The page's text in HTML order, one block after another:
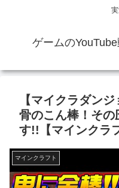
ゲームの
【マイクラダン
骨のこん棒！その
す!!【マインクラ
マインクラフト